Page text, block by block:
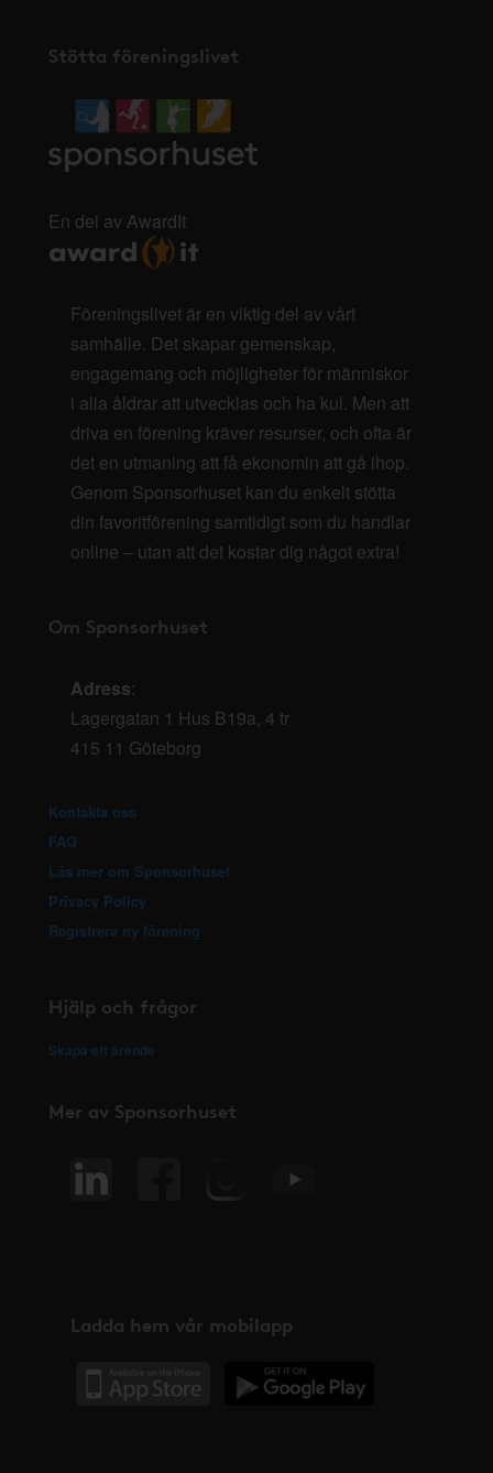
Stötta föreningslivet
En del av AwardIt
Föreningslivet är en viktig del av vårt
samhälle. Det skapar gemenskap,
engagemang och möjligheter för människor
i alla åldrar att utvecklas och ha kul. Men att
driva en förening kräver resurser, och ofta är
det en utmaning att få ekonomin att gå ihop.
Genom Sponsorhuset kan du enkelt stötta
din favoritförening samtidigt som du handlar
online – utan att det kostar dig något extra!
Om Sponsorhuset
Adress:
Lagergatan 1 Hus B19a, 4 tr
415 11 Göteborg
Kontakta oss
FAQ
Läs mer om Sponsorhuset
Privacy Policy
Registrera ny förening
Hjälp och frågor
Skapa ett ärende
Mer av Sponsorhuset
Ladda hem vår mobilapp